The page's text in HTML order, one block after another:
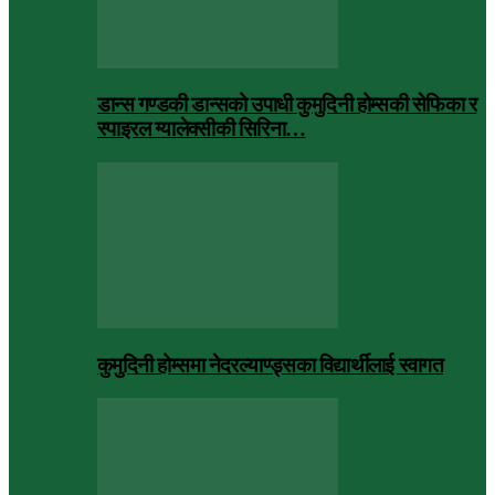
डान्स गण्डकी डान्सको उपाधी कुमुदिनी होम्सकी सेफिका र
स्पाइरल ग्यालेक्सीकी सिरिना…
कुमुदिनी होम्समा नेदरल्याण्ड्सका विद्यार्थीलाई स्वागत